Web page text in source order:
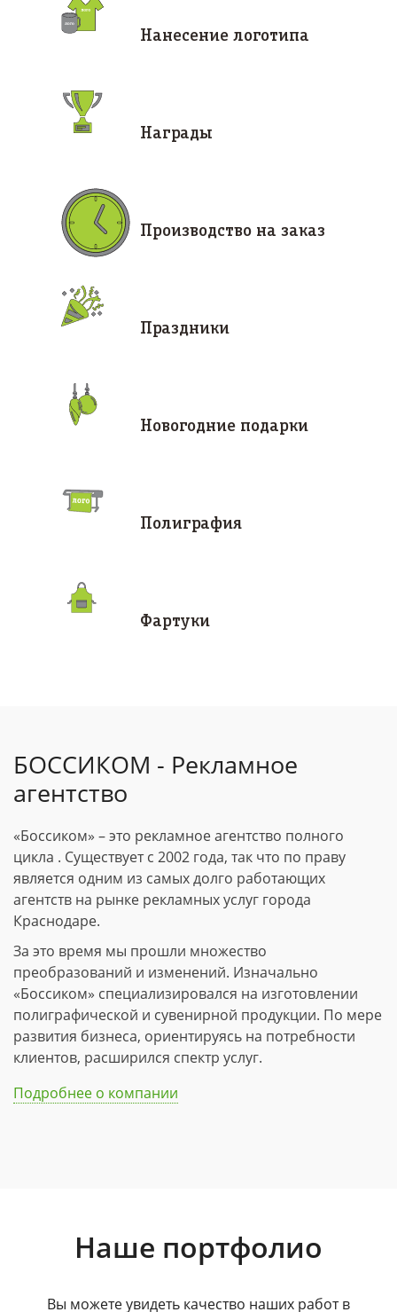
Нанесение логотипа
Награды
Производство на заказ
Праздники
Новогодние подарки
Полиграфия
Фартуки
БОССИКОМ - Рекламное
агентство
«Боссиком» – это рекламное агентство полного
цикла . Существует с 2002 года, так что по праву
является одним из самых долго работающих
агентств на рынке рекламных услуг города
Краснодаре.
За это время мы прошли множество
преобразований и изменений. Изначально
«Боссиком» специализировался на изготовлении
полиграфической и сувенирной продукции. По мере
развития бизнеса, ориентируясь на потребности
клиентов, расширился спектр услуг.
Подробнее о компании
Наше портфолио
Вы можете увидеть качество наших работ в